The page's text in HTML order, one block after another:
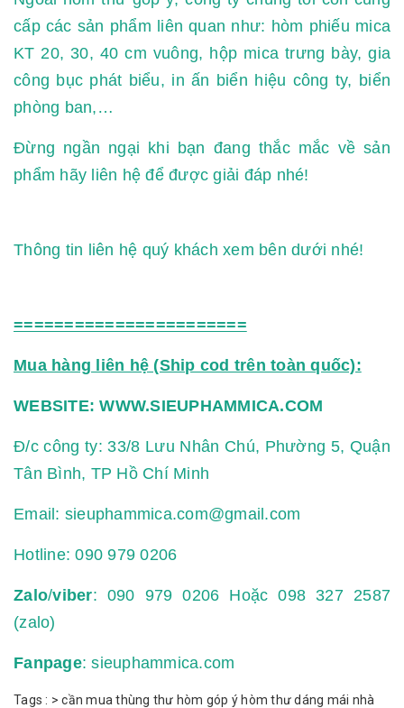
cấp các sản phẩm liên quan như: hòm phiếu mica
KT 20, 30, 40 cm vuông, hộp mica trưng bày, gia
công bục phát biểu, in ấn biển hiệu công ty, biển
phòng ban,…
Đừng ngần ngại khi bạn đang thắc mắc về sản
phẩm hãy liên hệ để được giải đáp nhé!
Thông tin liên hệ quý khách xem bên dưới nhé!
=======================
Mua hàng liên hệ (Ship cod trên toàn quốc):
WEBSITE:WWW.SIEUPHAMMICA.COM
Đ/c công ty: 33/8 Lưu Nhân Chú, Phường 5, Quận
Tân Bình, TP Hồ Chí Minh
Email: sieuphammica.com@gmail.com
Hotline:090 979 0206
Zalo/viber: 090 979 0206 Hoặc 098 327 2587
(zalo)
Fanpage: sieuphammica.com
Tags : >cần mua thùng thư hòm góp ý hòm thư dáng mái nhà